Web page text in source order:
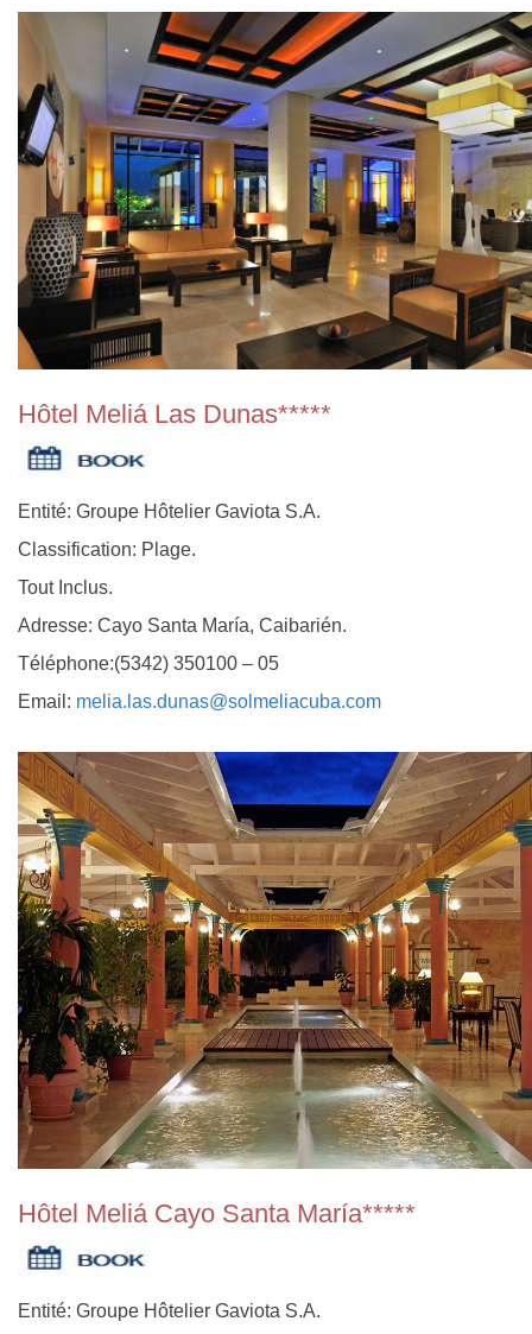
Hôtel Meliá Las Dunas*****
Entité: Groupe Hôtelier Gaviota S.A.
Classification: Plage.
Tout Inclus.
Adresse: Cayo Santa María, Caibarién.
Téléphone:(5342) 350100 – 05
Email: melia.las.dunas@solmeliacuba.com
Hôtel Meliá Cayo Santa María*****
Entité: Groupe Hôtelier Gaviota S.A.